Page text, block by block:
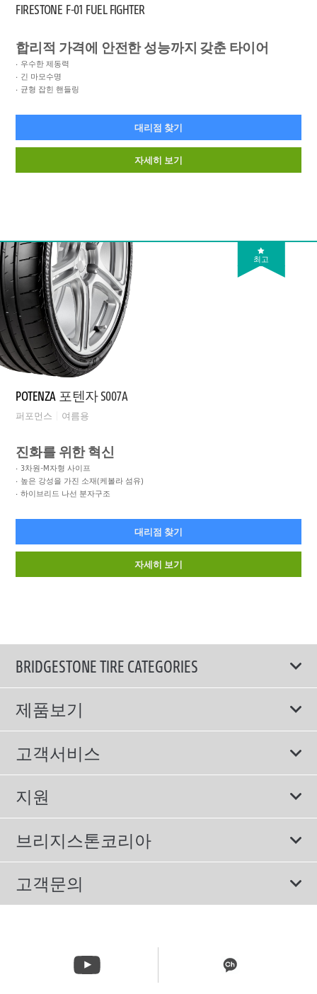
FIRESTONE F-01 FUEL FIGHTER
합리적 가격에 안전한 성능까지 갖춘 타이어
우수한 제동력
긴 마모수명
균형 잡힌 핸들링
대리점 찾기
자세히 보기
최고
POTENZA 포텐자 S007A
퍼포먼스 여름용
진화를 위한 혁신
3차원-M자형 사이프
높은 강성을 가진 소재(케볼라 섬유)
하이브리드 나선 분자구조
대리점 찾기
자세히 보기
BRIDGESTONE TIRE CATEGORIES
제품보기
모두
스포츠 타이어
컴포트 타이어
친환경 타이어
SUV/RV 타이어
겨울용 타이어
고객서비스
보증서비스
에너지소비효율등급제도
지원
이용약관
개인정보처리방침
브리지스톤코리아
회사소개
올림픽활동
뉴스릴리즈
고객문의
주문&배송 문의 070-4398-2824